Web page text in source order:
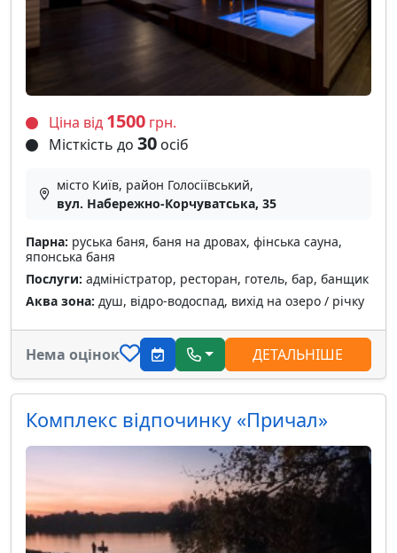
Ціна від 1500 грн.
Місткість до 30 осіб
місто Київ, район Голосіївський,
вул. Набережно-Корчуватська, 35
Парна: руська баня, баня на дровах, фінська сауна,
японська баня
Послуги: адміністратор, ресторан, готель, бар, банщик
Аква зона: душ, відро-водоспад, вихід на озеро / річку
Нема оцінок ДЕТАЛЬНІШЕ
Комплекс відпочинку «Причал»